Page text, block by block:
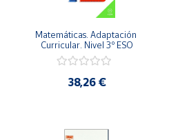
Matemáticas. Adaptación
Curricular. Nivel 3º ESO
38,26 €